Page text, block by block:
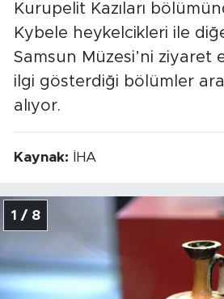
Kurupelit Kazıları
Kybele heykelcikleri ile
Samsun Müzesi’ni ziyaret
ilgi gösterdiği bölümler
alıyor.
Kaynak: İHA
1 / 8